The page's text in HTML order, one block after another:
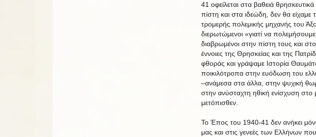
41 οφείλεται στα βαθειά
πίστη και στα ιδεώδη, δεν θα
τρομερής πολεμικής μηχανής του
διερωτώμενοι «γιατί να
διαβρωμένοι στην πίστη τους και
έννοιες της Θρησκείας και της
φθοράς και γράψαμε Ιστορία
ποικιλότροπα στην ευόδωση του
–ανάμεσα στα άλλα, στην ψυχική
στην ανύσταχτη ηθική ενίσχυση
μετόπισθεν.
Το Έπος του 1940-41 δεν ανήκει
μας και στις γενεές των Ελλήνων που